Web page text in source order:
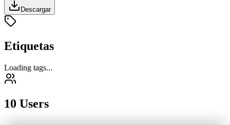
Descargar
Etiquetas
Loading tags...
10 Users